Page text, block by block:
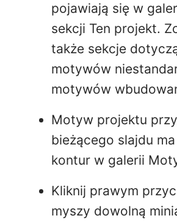
pojawiają się w
sekcji Ten projekt.
także sekcje
motywów
motywów
Motyw projektu
bieżącego slajdu
kontur w galerii
Kliknij prawym
myszy dowolną